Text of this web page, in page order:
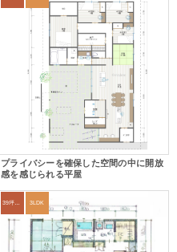
プライバシーを確保した空間の中に開放
感を感じられる平屋
39坪～42坪 3LDK